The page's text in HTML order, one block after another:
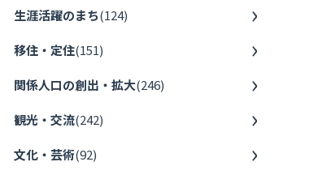
生涯活躍のまち(124)
移住・定住(151)
関係人口の創出・拡大(246)
観光・交流(242)
文化・芸術(92)